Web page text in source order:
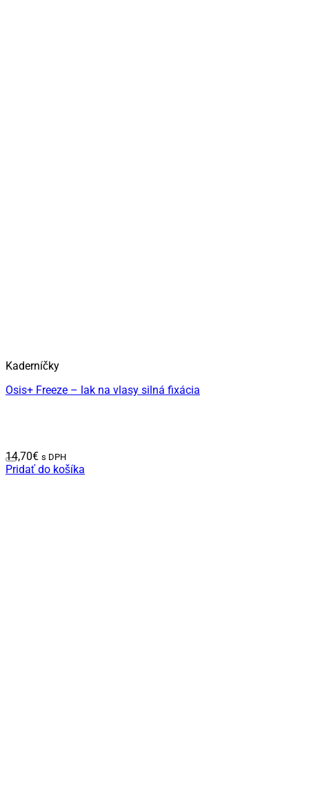
Kaderníčky
Osis+ Freeze – lak na vlasy silná fixácia
14,70€ s DPH
Pridať do košíka